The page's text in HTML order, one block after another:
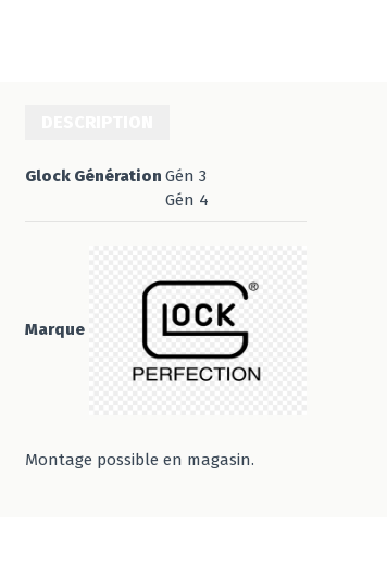
Glock Génération Gén 3
Gén 4
Marque
Montage possible en magasin.